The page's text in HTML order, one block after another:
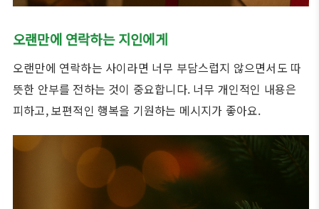
오랜만에 연락하는 지인에게
오랜만에 연락하는 사이라면 너무 부담스럽지 않으면서도 따
뜻한 안부를 전하는 것이 중요합니다. 너무 개인적인 내용은
피하고, 보편적인 행복을 기원하는 메시지가 좋아요.